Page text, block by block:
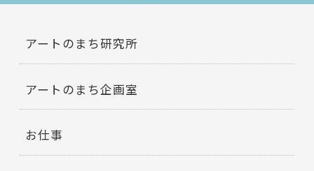
アートのまち研究所
アートのまち企画室
お仕事